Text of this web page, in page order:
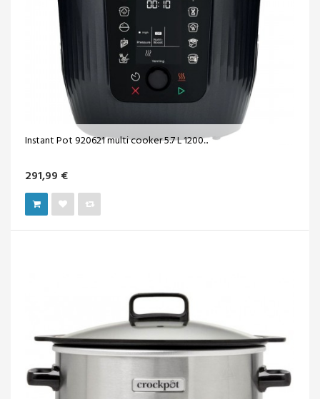
Instant Pot 920621 multi cooker 5.7 L 1200...
291,99 €